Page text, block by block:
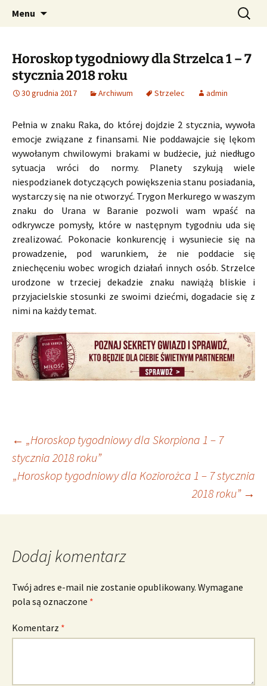
CzaroMarowy horoskop
dzienny, miesięczny i
tygodniowy
Profesjonalne przepowiednie astrologiczne
Menu Szukaj:
Horoskop tygodniowy dla Strzelca 1 – 7
stycznia 2018 roku
30 grudnia 2017 Archiwum Strzelec admin
Pełnia w znaku Raka, do której dojdzie 2 stycznia, wywoła
emocje związane z finansami. Nie poddawajcie się lękom
wywołanym chwilowymi brakami w budżecie, już niedługo
sytuacja wróci do normy. Planety szykują wiele
niespodzianek dotyczących powiększenia stanu posiadania,
wystarczy się na nie otworzyć. Trygon Merkurego w waszym
znaku do Urana w Baranie pozwoli wam wpaść na
odkrywcze pomysły, które w następnym tygodniu uda się
zrealizować. Pokonacie konkurencję i wysuniecie się na
prowadzenie, pod warunkiem, że nie poddacie się
zniechęceniu wobec wrogich działań innych osób. Strzelce
urodzone w trzeciej dekadzie znaku nawiążą bliskie i
przyjacielskie stosunki ze swoimi dziećmi, dogadacie się z
nimi na każdy temat.
Nawigacja
wpisu
← „Horoskop tygodniowy dla Skorpiona 1 – 7
stycznia 2018 roku”
„Horoskop tygodniowy dla Koziorożca 1 – 7 stycznia
2018 roku” →
Dodaj komentarz
Twój adres e-mail nie zostanie opublikowany. Wymagane
pola są oznaczone *
Komentarz *